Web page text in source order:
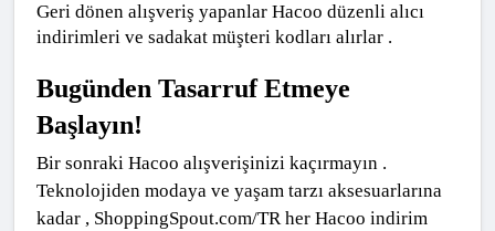
Geri dönen alışveriş yapanlar Hacoo düzenli alıcı
indirimleri ve sadakat müşteri kodları alırlar .
Bugünden Tasarruf Etmeye
Başlayın!
Bir sonraki Hacoo alışverişinizi kaçırmayın .
Teknolojiden modaya ve yaşam tarzı aksesuarlarına
kadar , ShoppingSpout.com/TR her Hacoo indirim